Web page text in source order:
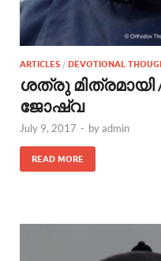
ARTICLES / DEVOTIONAL
ശത്രു മിത്രമായി
ജോഷ്വ
July 9, 2017 - byadmin
READ MORE